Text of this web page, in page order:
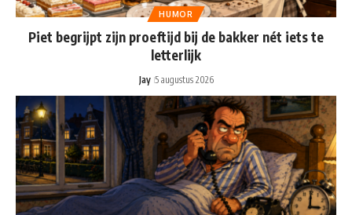
HUMOR
Piet begrijpt zijn proeftijd bij de bakker nét iets te
letterlijk
Jay 5 augustus 2026